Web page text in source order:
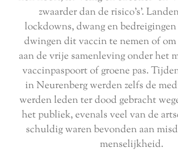
zwaarder dan de risico's'.
lockdowns, dwang en
dwingen dit vaccin te nemen of
aan de vrije samenleving onder het
vaccinpaspoort of groene pas.
in Neurenberg werden zelfs de
werden leden ter dood gebracht
het publiek, evenals veel van de
schuldig waren bevonden aan
menselijkheid.